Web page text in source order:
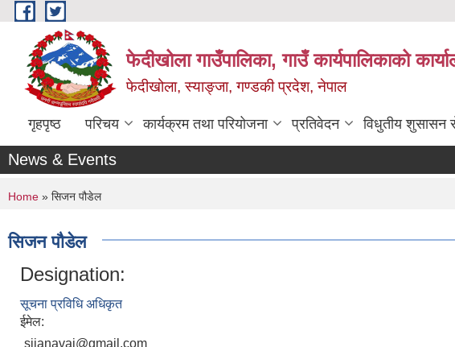
Skip to main content
फेदीखोला गाउँपालिका, गाउँ कार्यपालिकाको
फेदीखोला, स्याङ्जा, गण्डकी प्रदेश, नेपाल
गृहपृष्ठ परिचय कार्यक्रम तथा परियोजना प्रतिवेदन विधुतीय शुसासन
News & Events
You are here
Home » सिजन पौडेल
सिजन पौडेल
Designation:
सूचना प्रविधि अधिकृत
ईमेल:
sijanavai@gmail.com